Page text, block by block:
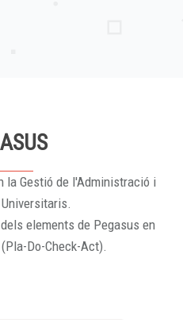
la Gestió de l'Administració i
elements de Pegasus en
Do-Check-Act).